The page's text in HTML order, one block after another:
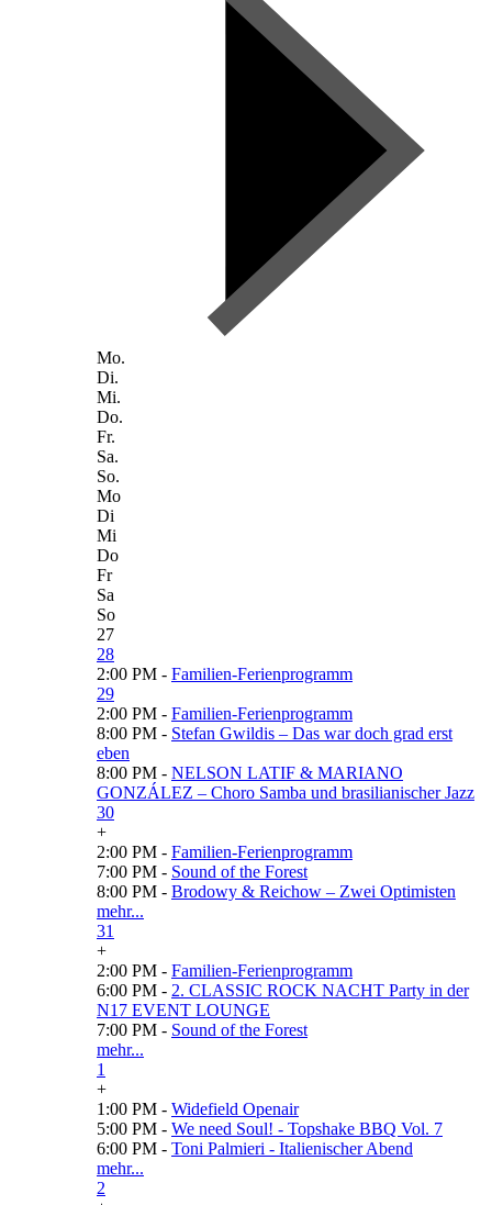
Mo.
Di.
Mi.
Do.
Fr.
Sa.
So.
Mo
Di
Mi
Do
Fr
Sa
So
27
28
2:00 PM - Familien-Ferienprogramm
29
2:00 PM - Familien-Ferienprogramm
8:00 PM - Stefan Gwildis – Das war doch grad erst
eben
8:00 PM - NELSON LATIF & MARIANO
GONZÁLEZ – Choro Samba und brasilianischer Jazz
30
+
2:00 PM - Familien-Ferienprogramm
7:00 PM - Sound of the Forest
8:00 PM - Brodowy & Reichow – Zwei Optimisten
mehr...
31
+
2:00 PM - Familien-Ferienprogramm
6:00 PM - 2. CLASSIC ROCK NACHT Party in der
N17 EVENT LOUNGE
7:00 PM - Sound of the Forest
mehr...
1
+
1:00 PM - Widefield Openair
5:00 PM - We need Soul! - Topshake BBQ Vol. 7
6:00 PM - Toni Palmieri - Italienischer Abend
mehr...
2